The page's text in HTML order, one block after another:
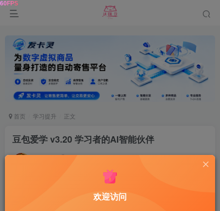
首页 学习提升 正文
豆包爱学 v3.20 学习者的AI智能伙伴
达令 关注
欢迎访问